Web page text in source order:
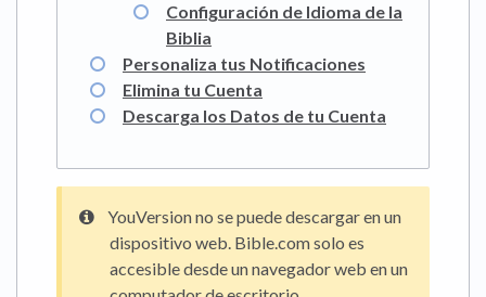
Configuración de Idioma de la
Biblia
Personaliza tus Notificaciones
Elimina tu Cuenta
Descarga los Datos de tu Cuenta
YouVersion no se puede descargar en un
dispositivo web. Bible.com solo es
accesible desde un navegador web en un